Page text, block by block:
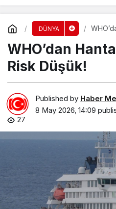
DÜNYA
WHO’dan
Risk Düşük!
Published by Haber
8 May 2026, 14:09
27